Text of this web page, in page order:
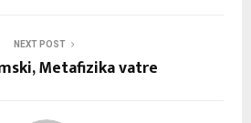
NEXT POST
Metafizika vatre